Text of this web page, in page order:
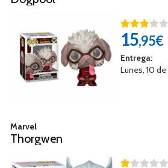
15,95€
Entrega:
Lunes, 10
Marvel
Thorgwen